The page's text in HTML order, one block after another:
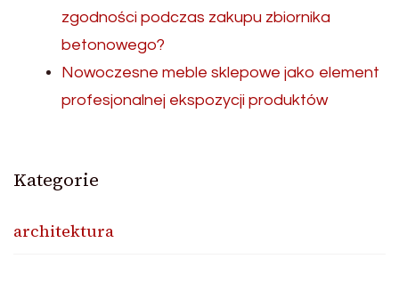
zgodności podczas zakupu zbiornika
betonowego?
Nowoczesne meble sklepowe jako element
profesjonalnej ekspozycji produktów
Kategorie
architektura